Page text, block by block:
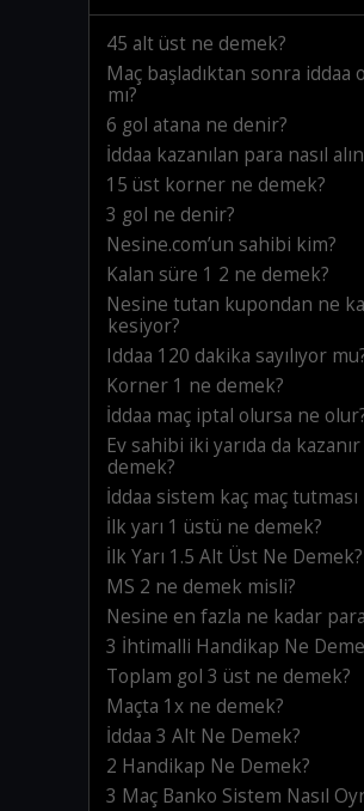
45 alt üst ne demek?
Maç başladıktan sonra iddaa
mı?
6 gol atana ne denir?
İddaa kazanılan para nasıl
15 üst korner ne demek?
3 gol ne denir?
Nesine.com’un sahibi kim?
Kalan süre 1 2 ne demek?
Nesine tutan kupondan ne
kesiyor?
Iddaa 120 dakika sayılıyor
Korner 1 ne demek?
İddaa maç iptal olursa ne
Ev sahibi iki yarıda da
demek?
İddaa sistem kaç maç tutması
İlk yarı 1 üstü ne demek?
İlk Yarı 1.5 Alt Üst Ne Demek?
MS 2 ne demek misli?
Nesine en fazla ne kadar
3 İhtimalli Handikap Ne
Toplam gol 3 üst ne demek?
Maçta 1x ne demek?
İddaa 3 Alt Ne Demek?
2 Handikap Ne Demek?
3 Maç Banko Sistem Nasıl